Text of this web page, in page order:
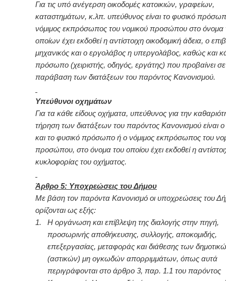
Για τις υπό ανέγερση οικοδομές κατοικιών, γραφείων,
καταστημάτων, κ.λπ. υπεύθυνος είναι το φυσικό
νόμιμος εκπρόσωπος του νομικού προσώπου στο όνομα
οποίων έχει εκδοθεί η αντίστοιχη οικοδομική άδεια, ο
μηχανικός και ο εργολάβος η υπεργολάβος, καθώς και
πρόσωπο (χειριστής, οδηγός, εργάτης) που προβαίνει σε
παράβαση των διατάξεων του παρόντος Κανονισμού.
Υπεύθυνοι οχημάτων
Για τα κάθε είδους οχήματα, υπεύθυνος για την
τήρηση των διατάξεων του παρόντος Κανονισμού είναι
και το φυσικό πρόσωπο ή ο νόμιμος εκπρόσωπος του
προσώπου, στο όνομα του οποίου έχει εκδοθεί η
κυκλοφορίας του οχήματος.
Άρθρο 5: Υποχρεώσεις του Δήμου
Με βάση τον παρόντα Κανονισμό οι υποχρεώσεις του
ορίζονται ως εξής:
1.
Η οργάνωση και επίβλεψη της διαλογής στην πηγή,
προσωρινής αποθήκευσης, συλλογής, αποκομιδής,
επεξεργασίας, μεταφοράς και διάθεσης των
(αστικών) μη ογκωδών απορριμμάτων, όπως αυτά
περιγράφονται στο άρθρο 3, παρ. 1.1 του παρόντος